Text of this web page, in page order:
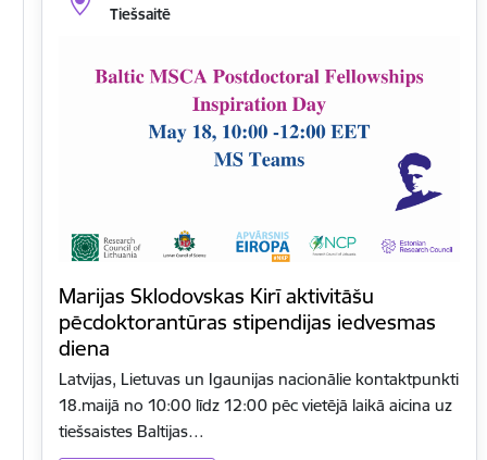
Tiešsaitē
Marijas Sklodovskas Kirī aktivitāšu
pēcdoktorantūras stipendijas iedvesmas
diena
Latvijas, Lietuvas un Igaunijas nacionālie kontaktpunkti
18.maijā no 10:00 līdz 12:00 pēc vietējā laikā aicina uz
tiešsaistes Baltijas…